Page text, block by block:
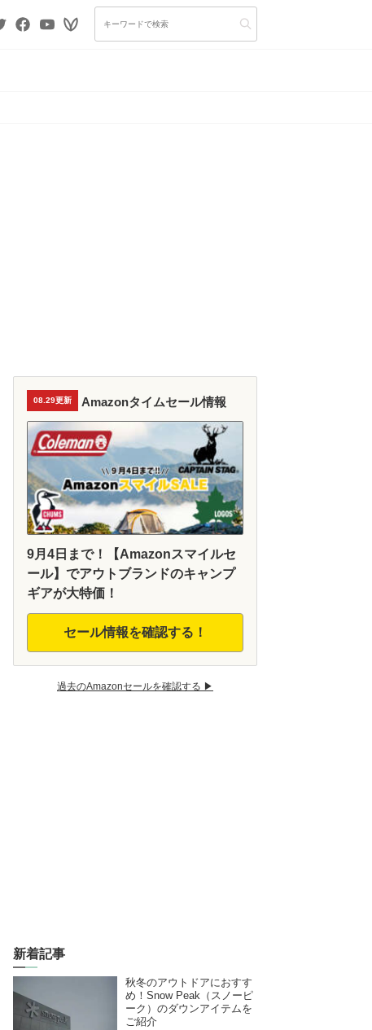
08.29更新 Amazonタイムセール情報
9月4日まで！【Amazonスマイルセ
ール】でアウトブランドのキャンプ
ギアが大特価！
セール情報を確認する！
過去のAmazonセールを確認する ▶︎
新着記事
秋冬のアウトドアにおすす
め！Snow Peak（スノーピ
ーク）のダウンアイテムを
ご紹介